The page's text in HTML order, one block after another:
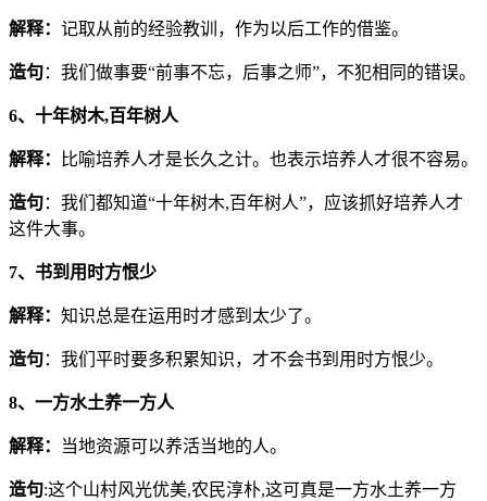
解释： 记取从前的经验教训，作为以后工作的借鉴。
造句：我们做事要“前事不忘，后事之师”，不犯相同的错误。
6、十年树木,百年树人
解释： 比喻培养人才是长久之计。也表示培养人才很不容易。
造句：我们都知道“十年树木,百年树人”，应该抓好培养人才
这件大事。
7、书到用时方恨少
解释： 知识总是在运用时才感到太少了。
造句：我们平时要多积累知识，才不会书到用时方恨少。
8、一方水土养一方人
解释： 当地资源可以养活当地的人。
造句:这个山村风光优美,农民淳朴,这可真是一方水土养一方